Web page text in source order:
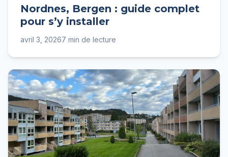
Nordnes, Bergen : guide complet
pour s’y installer
avril 3, 20267 min de lecture